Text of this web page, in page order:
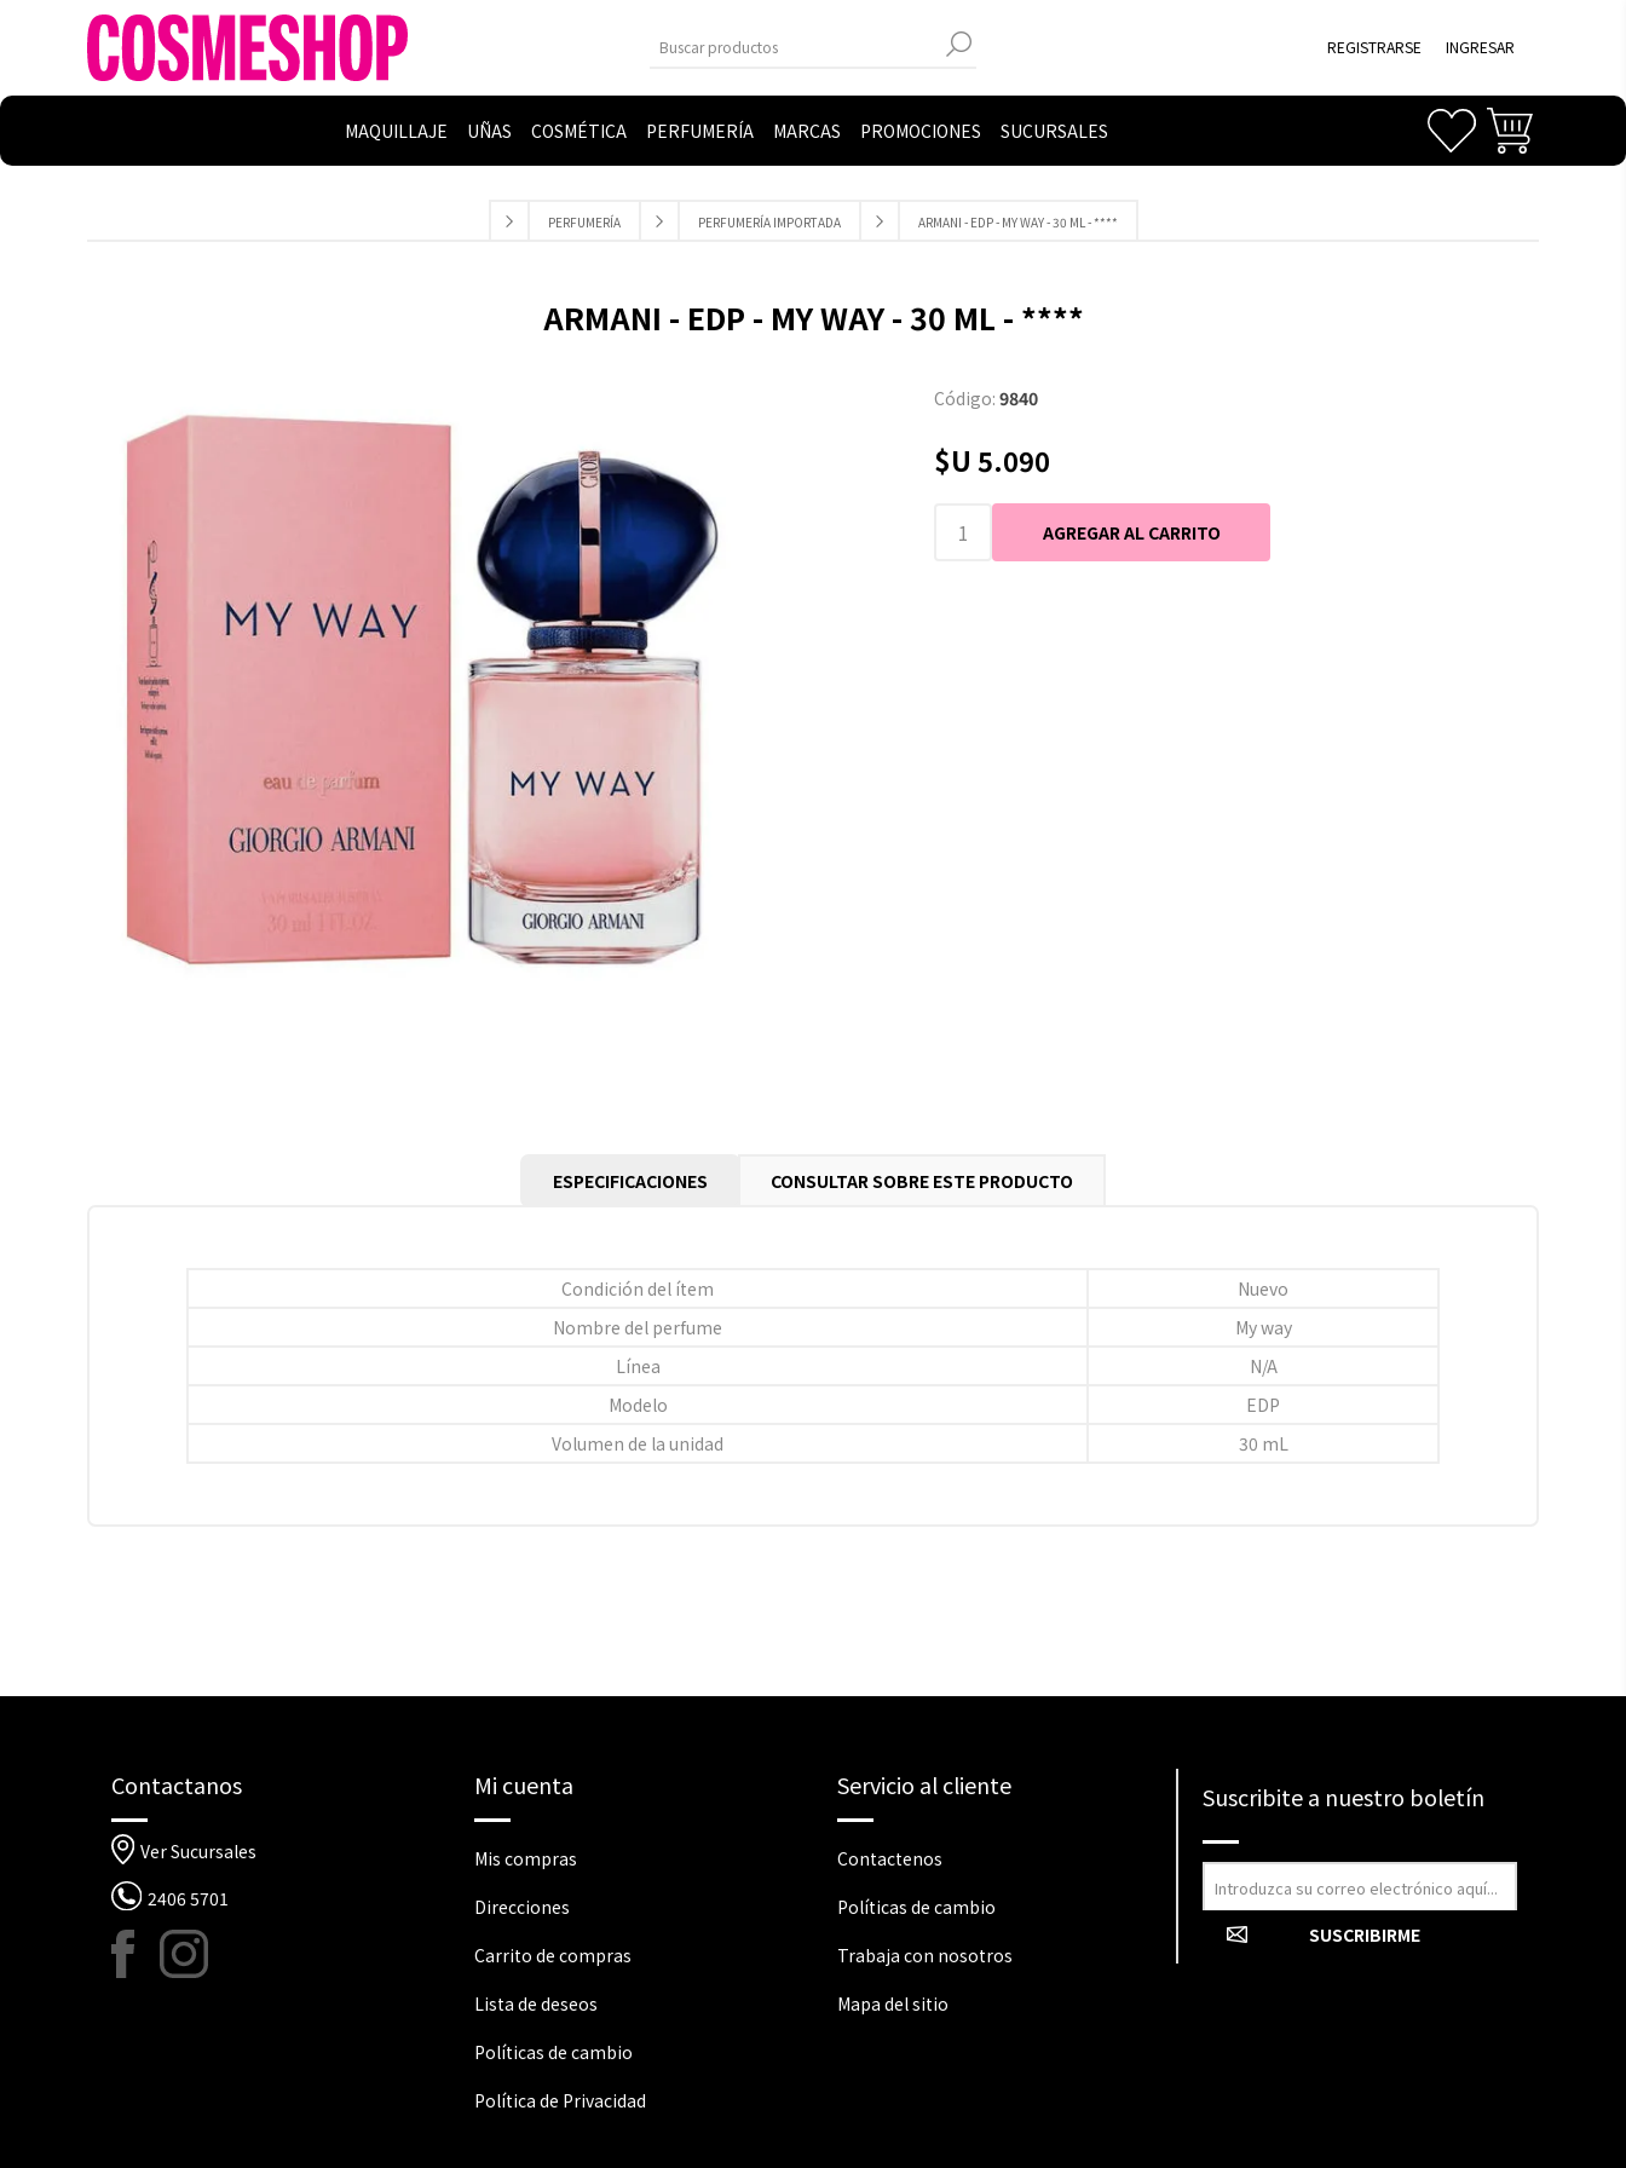
REGISTRARSE INGRESAR
MAQUILLAJE UÑAS COSMÉTICA PERFUMERÍA MARCAS PROMOCIONES SUCURSALES
PERFUMERÍA PERFUMERÍA IMPORTADA ARMANI - EDP - MY WAY - 30 ML - ****
ARMANI - EDP - MY WAY - 30 ML - ****
Código: 9840
$U 5.090
ESPECIFICACIONES CONSULTAR SOBRE ESTE PRODUCTO
Condición del ítem
Nuevo
Nombre del perfume
My way
Línea
N/A
Modelo
EDP
Volumen de la unidad
30 mL
Contactanos
Ver Sucursales
2406 5701
Mi cuenta
Mis compras
Direcciones
Carrito de compras
Lista de deseos
Políticas de cambio
Política de Privacidad
Servicio al cliente
Contactenos
Políticas de cambio
Trabaja con nosotros
Mapa del sitio
Suscribite a nuestro boletín